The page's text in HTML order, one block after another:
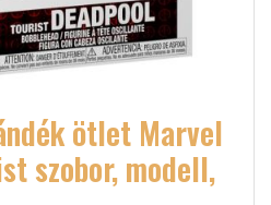
ötlet Marvel
szobor, modell,